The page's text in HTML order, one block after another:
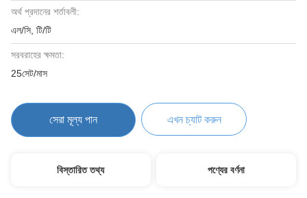
অর্থ প্রদানের শর্তাবলী:
এল/সি, টি/টি
সরবরাহের ক্ষমতা:
25সেট/মাস
সেরা মূল্য পান এখন চ্যাট করুন
বিস্তারিত তথ্য পণ্যের বর্ণনা